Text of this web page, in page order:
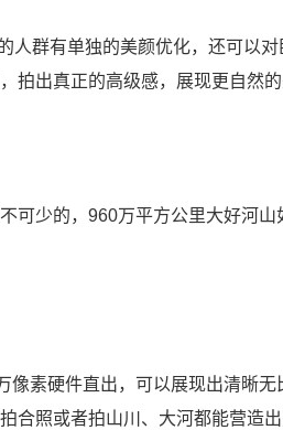
人群有单独的美颜优化，还可以对
拍出真正的高级感，展现更自然的
可少的，960万平方公里大好河山
像素硬件直出，可以展现出清晰无
合照或者拍山川、大河都能营造